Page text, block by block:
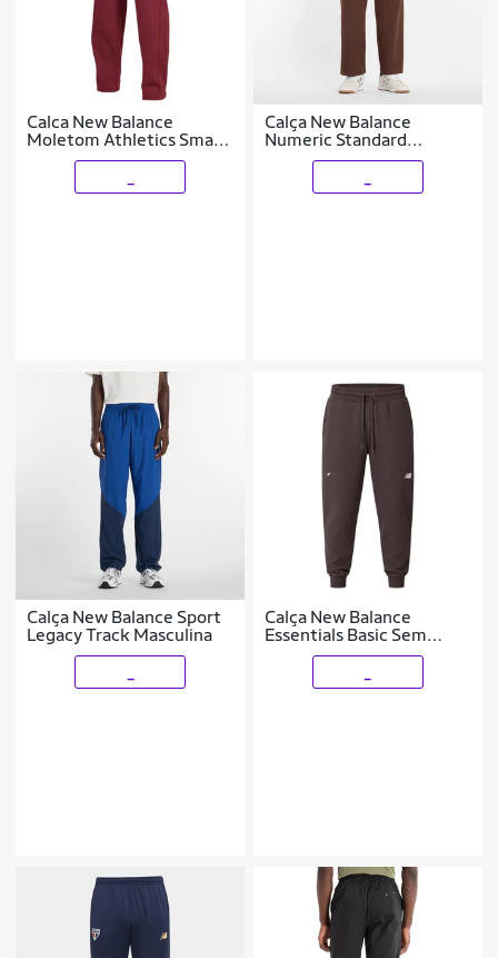
Calca New Balance
Moletom Athletics Small
Logo Masculina
Calça New Balance
Numeric Standard
Masculino
Calça New Balance Sport
Legacy Track Masculina
Calça New Balance
Essentials Basic Sem
Felpa Masculina